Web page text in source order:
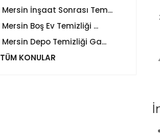
Mersin İnşaat Sonrası Tem...
Mersin Boş Ev Temizliği ...
Mersin Depo Temizliği Ga...
TÜM KONULAR